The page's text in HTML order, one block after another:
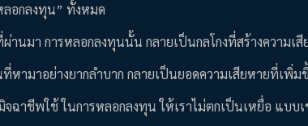
ลอกลงทุน” ทั้งหมด
านมา การหลอกลงทุนนั้น กลายเป็นกลโกงที่สร้างความ
ที่หามาอย่างยากลำบาก กลายเป็นยอดความเสียหายที่เ
จฉาชีพใช้ ในการหลอกลงทุน ให้เราไม่ตกเป็นเหยื่อ แบบเ